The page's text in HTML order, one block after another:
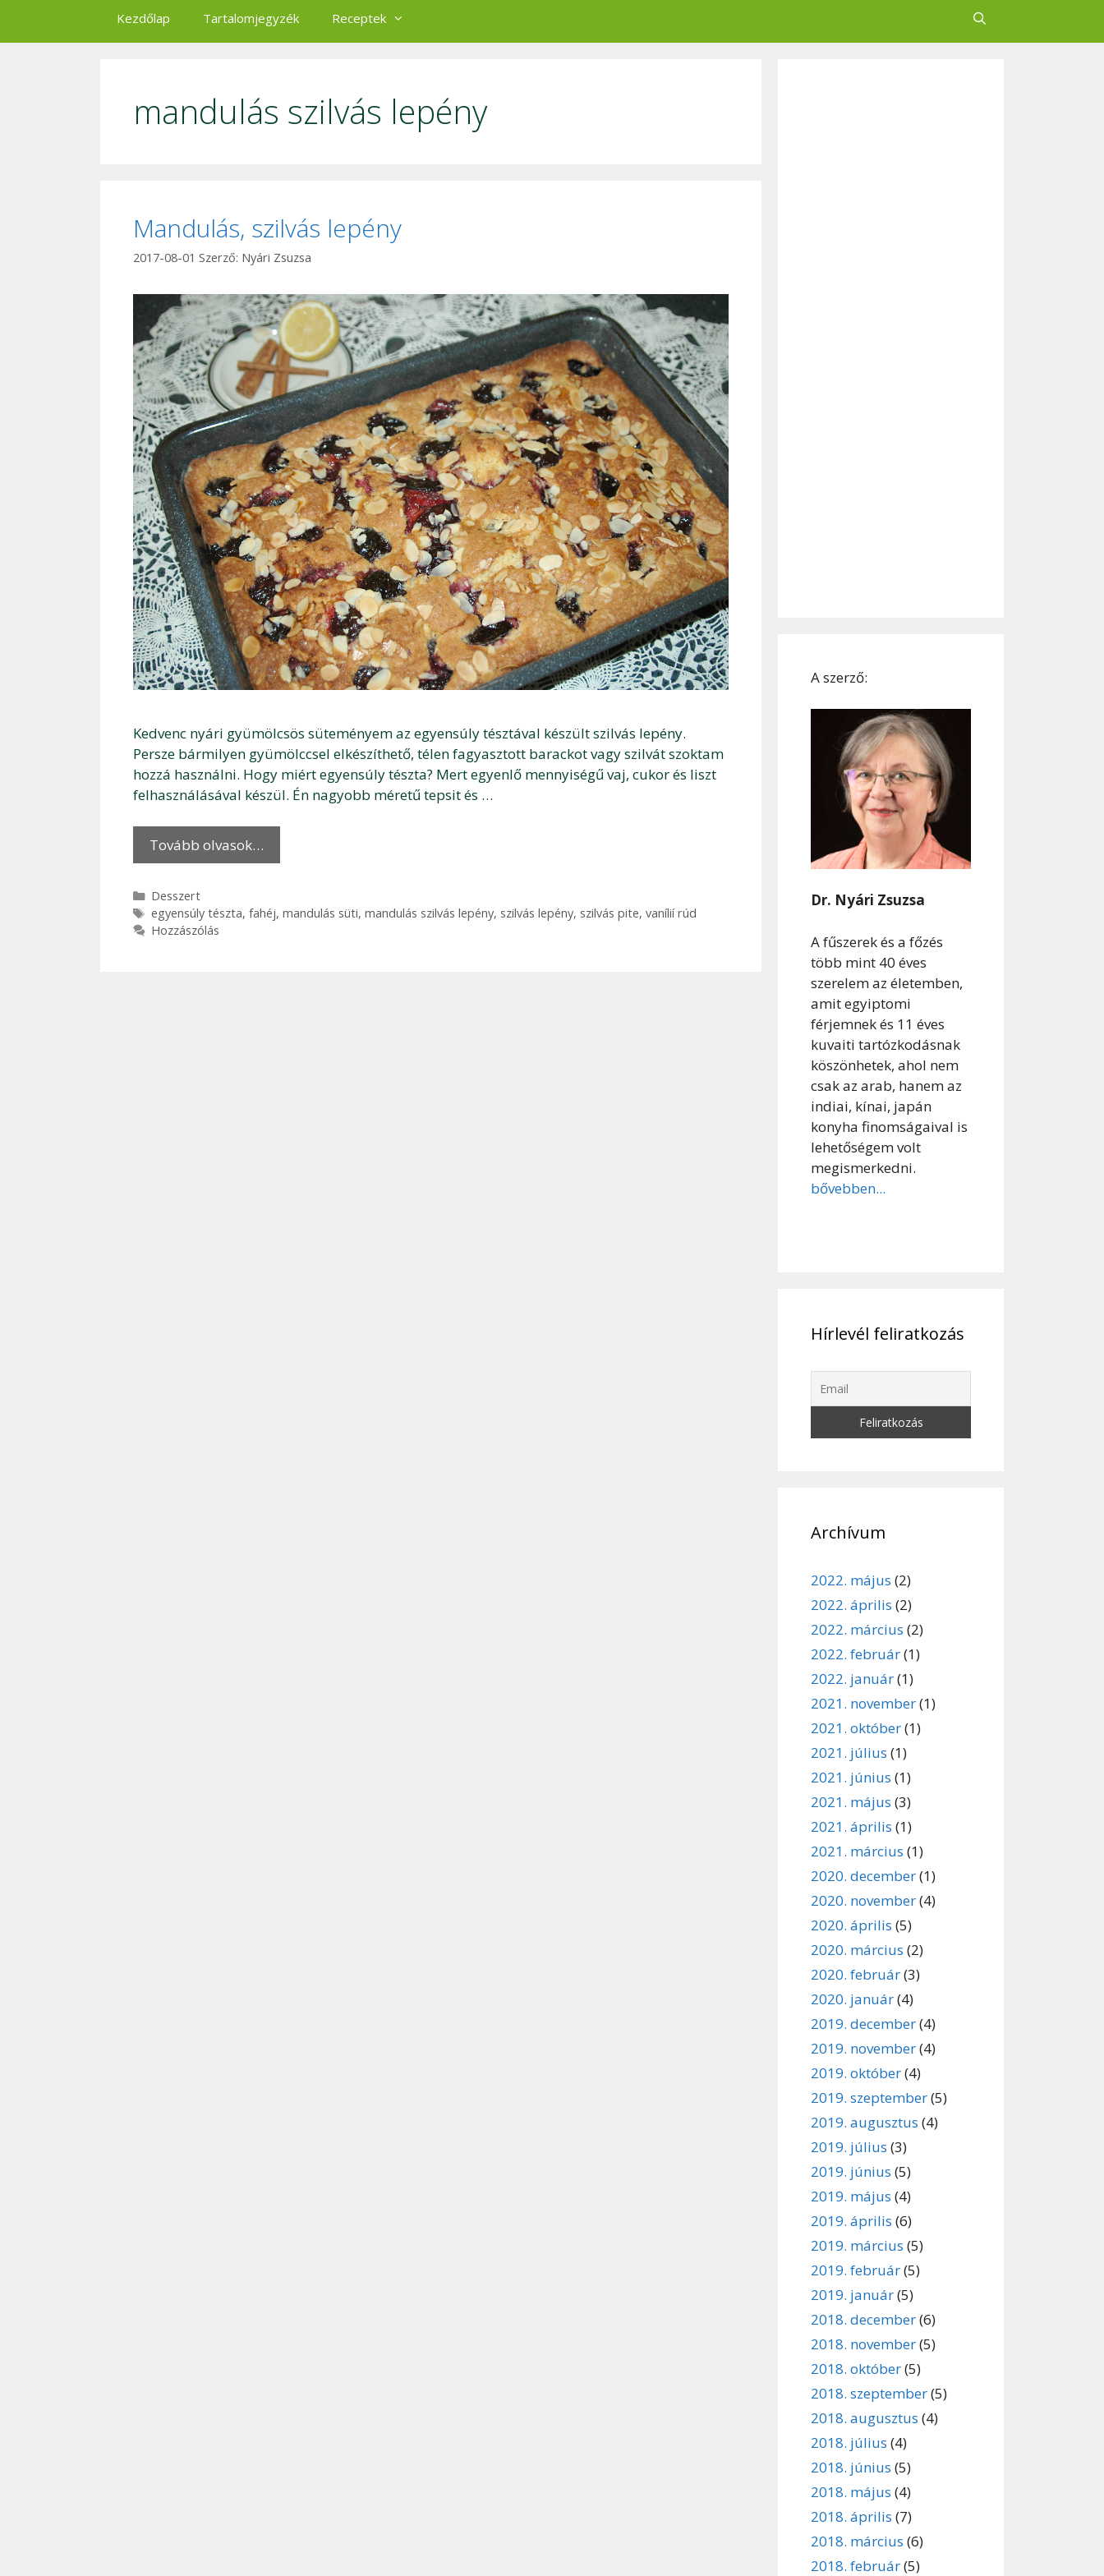
Kezdőlap Tartalomjegyzék Receptek
mandulás szilvás lepény
Mandulás, szilvás lepény
2017-08-01 Szerző: Nyári Zsuzsa
Kedvenc nyári gyümölcsös süteményem az egyensúly tésztával készült szilvás lepény.
Persze bármilyen gyümölccsel elkészíthető, télen fagyasztott barackot vagy szilvát szoktam
hozzá használni. Hogy miért egyensúly tészta? Mert egyenlő mennyiségű vaj, cukor és liszt
felhasználásával készül. Én nagyobb méretű tepsit és …
Tovább olvasok…
Kategória
Desszert
Címkék
egyensúly tészta, fahéj, mandulás süti, mandulás szilvás lepény, szilvás lepény, szilvás pite, vanílií rúd
Hozzászólás
A szerző:
Dr. Nyári Zsuzsa
A fűszerek és a főzés
több mint 40 éves
szerelem az életemben,
amit egyiptomi
férjemnek és 11 éves
kuvaiti tartózkodásnak
köszönhetek, ahol nem
csak az arab, hanem az
indiai, kínai, japán
konyha finomságaival is
lehetőségem volt
megismerkedni.
bővebben...
Hírlevél feliratkozás
Archívum
2022. május (2)
2022. április (2)
2022. március (2)
2022. február(1)
2022. január(1)
2021. november(1)
2021. október(1)
2021. július (1)
2021. június (1)
2021. május (3)
2021. április (1)
2021. március (1)
2020. december(1)
2020. november(4)
2020. április (5)
2020. március (2)
2020. február(3)
2020. január(4)
2019. december(4)
2019. november(4)
2019. október(4)
2019. szeptember(5)
2019. augusztus (4)
2019. július (3)
2019. június (5)
2019. május (4)
2019. április (6)
2019. március (5)
2019. február(5)
2019. január(5)
2018. december(6)
2018. november(5)
2018. október(5)
2018. szeptember(5)
2018. augusztus (4)
2018. július (4)
2018. június (5)
2018. május (4)
2018. április (7)
2018. március (6)
2018. február(5)